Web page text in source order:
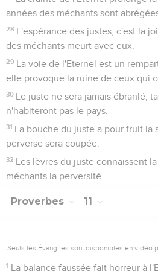
années des méchants sont
28 L'espérance des justes, c'est la
des méchants meurt avec eux.
29 La voie de l'Eternel est un
elle provoque la ruine de ceux qui
30 Le juste ne sera jamais ébranlé,
n'habiteront pas le pays.
31 La bouche du juste a pour fruit la
perverse sera coupée.
32 Les lèvres du juste connaissent
méchants la perversité.
Proverbes 11
Seuls les Évangiles sont disponibles en vidéo
1 La balance faussée fait horreur à